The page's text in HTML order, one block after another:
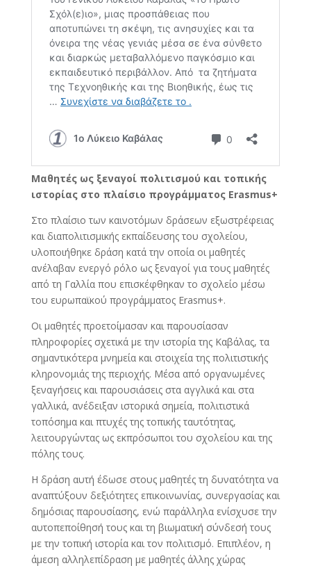
Μαθητές ως ξεναγοί πολιτισμού και τοπικής
ιστορίας στο πλαίσιο προγράμματος Erasmus+
Στο πλαίσιο των καινοτόμων δράσεων εξωστρέφειας
και διαπολιτισμικής εκπαίδευσης του σχολείου,
υλοποιήθηκε δράση κατά την οποία οι μαθητές
ανέλαβαν ενεργό ρόλο ως ξεναγοί για τους μαθητές
από τη Γαλλία που επισκέφθηκαν το σχολείο μέσω
του ευρωπαϊκού προγράμματος Erasmus+.
Οι μαθητές προετοίμασαν και παρουσίασαν
πληροφορίες σχετικά με την ιστορία της Καβάλας, τα
σημαντικότερα μνημεία και στοιχεία της πολιτιστικής
κληρονομιάς της περιοχής. Μέσα από οργανωμένες
ξεναγήσεις και παρουσιάσεις στα αγγλικά και στα
γαλλικά, ανέδειξαν ιστορικά σημεία, πολιτιστικά
τοπόσημα και πτυχές της τοπικής ταυτότητας,
λειτουργώντας ως εκπρόσωποι του σχολείου και της
πόλης τους.
Η δράση αυτή έδωσε στους μαθητές τη δυνατότητα να
αναπτύξουν δεξιότητες επικοινωνίας, συνεργασίας και
δημόσιας παρουσίασης, ενώ παράλληλα ενίσχυσε την
αυτοπεποίθησή τους και τη βιωματική σύνδεσή τους
με την τοπική ιστορία και τον πολιτισμό. Επιπλέον, η
άμεση αλληλεπίδραση με μαθητές άλλης χώρας